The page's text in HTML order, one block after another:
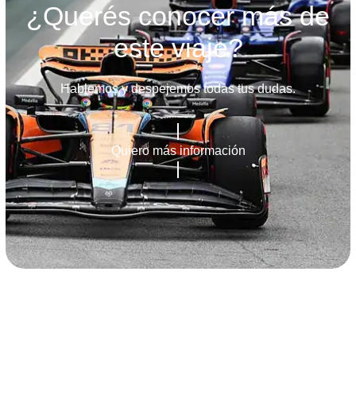
¿Querés conocer más de
este viaje?
Hablemos y despejemos todas tus dudas.
Quiero más información